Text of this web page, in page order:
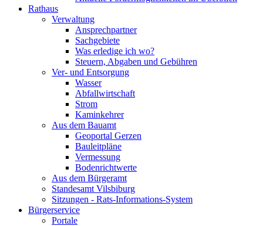
Rathaus
Verwaltung
Ansprechpartner
Sachgebiete
Was erledige ich wo?
Steuern, Abgaben und Gebühren
Ver- und Entsorgung
Wasser
Abfallwirtschaft
Strom
Kaminkehrer
Aus dem Bauamt
Geoportal Gerzen
Bauleitpläne
Vermessung
Bodenrichtwerte
Aus dem Bürgeramt
Standesamt Vilsbiburg
Sitzungen - Rats-Informations-System
Bürgerservice
Portale